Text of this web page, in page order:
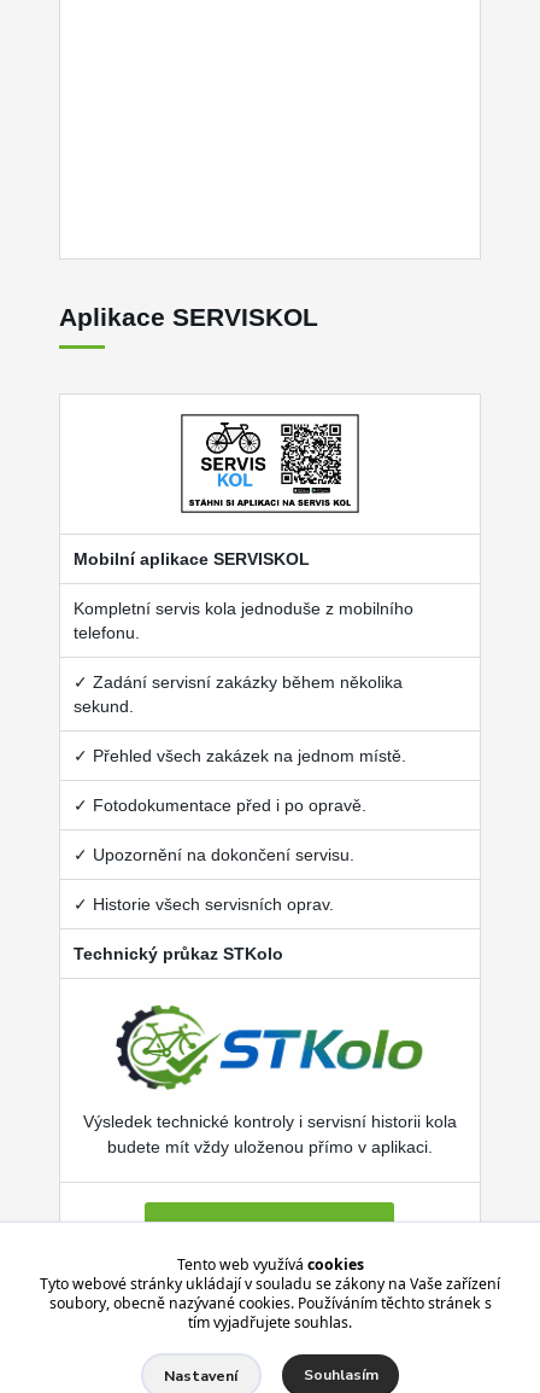
Aplikace SERVISKOL
Mobilní aplikace SERVISKOL
Kompletní servis kola jednoduše z mobilního
telefonu.
✓ Zadání servisní zakázky během několika
sekund.
✓ Přehled všech zakázek na jednom místě.
✓ Fotodokumentace před i po opravě.
✓ Upozornění na dokončení servisu.
✓ Historie všech servisních oprav.
Technický průkaz STKolo
Výsledek technické kontroly i servisní historii kola
budete mít vždy uloženou přímo v aplikaci.
Více o SERVISKOL.COM
Aplikace je zdarma pro Android i iPhone.
Tento web využívá cookies
Tyto webové stránky ukládají v souladu se zákony na Vaše zařízení
soubory, obecně nazývané cookies. Používáním těchto stránek s
tím vyjadřujete souhlas.
Nastavení Souhlasím